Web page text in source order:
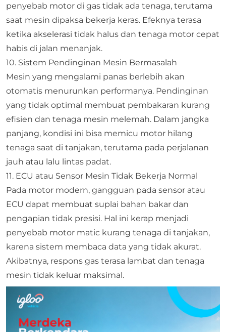
penyebab motor di gas tidak ada tenaga, terutama
saat mesin dipaksa bekerja keras. Efeknya terasa
ketika akselerasi tidak halus dan tenaga motor cepat
habis di jalan menanjak.
10. Sistem Pendinginan Mesin Bermasalah
Mesin yang mengalami panas berlebih akan
otomatis menurunkan performanya. Pendinginan
yang tidak optimal membuat pembakaran kurang
efisien dan tenaga mesin melemah. Dalam jangka
panjang, kondisi ini bisa memicu motor hilang
tenaga saat di tanjakan, terutama pada perjalanan
jauh atau lalu lintas padat.
11. ECU atau Sensor Mesin Tidak Bekerja Normal
Pada motor modern, gangguan pada sensor atau
ECU dapat membuat suplai bahan bakar dan
pengapian tidak presisi. Hal ini kerap menjadi
penyebab motor matic kurang tenaga di tanjakan,
karena sistem membaca data yang tidak akurat.
Akibatnya, respons gas terasa lambat dan tenaga
mesin tidak keluar maksimal.